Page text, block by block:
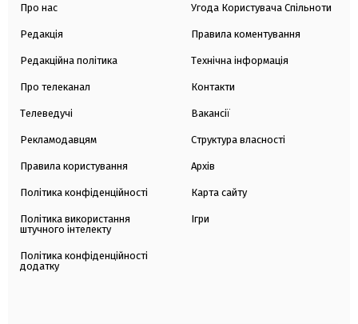
Про нас
Редакція
Редакційна політика
Про телеканал
Телеведучі
Рекламодавцям
Правила користування
Політика конфіденційності
Політика використання
штучного інтелекту
Політика конфіденційності
додатку
Угода Користувача Спільноти
Правила коментування
Технічна інформація
Контакти
Вакансії
Структура власності
Архів
Карта сайту
Ігри